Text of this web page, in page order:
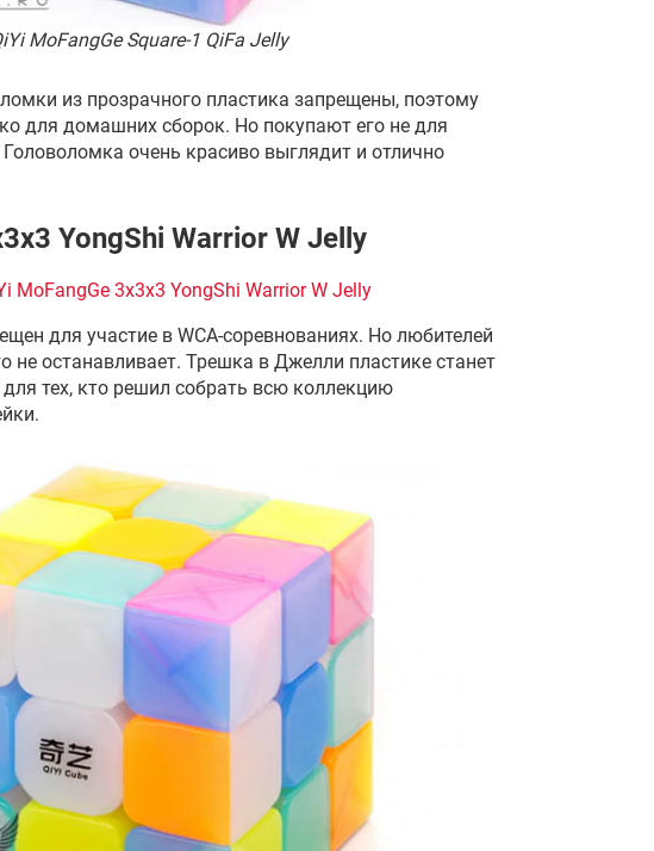
MoFangGe Square-1 QiFa Jelly
из прозрачного пластика запрещены, поэтому
для домашних сборок. Но покупают его не для
очень красиво выглядит и отлично
YongShi Warrior W Jelly
MoFangGe 3x3x3 YongShi Warrior W Jelly
для участие в WCA-соревнованиях. Но любителей
не останавливает. Трешка в Джелли пластике станет
тех, кто решил собрать всю коллекцию